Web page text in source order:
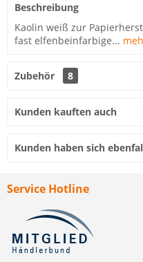
Beschreibung
Kaolin weiß zur
fast elfenbeinfarbige...
Zubehör 8
Kunden kauften auch
Kunden haben sich
Service Hotline